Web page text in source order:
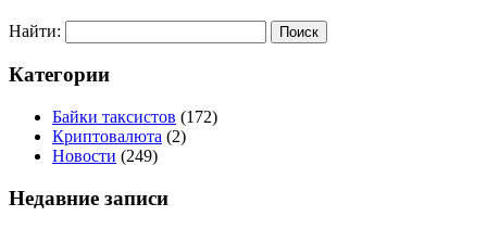
Найти:
Категории
Байки таксистов (172)
Криптовалюта (2)
Новости (249)
Недавние записи